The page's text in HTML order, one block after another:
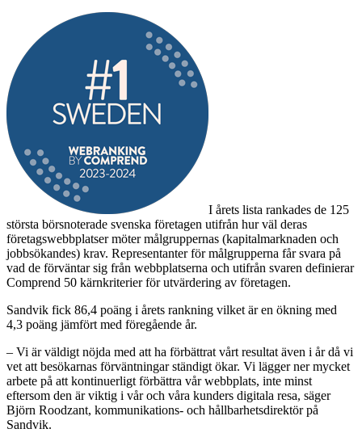
I årets lista rankades de 125
största börsnoterade svenska företagen utifrån hur väl deras
företagswebbplatser möter målgruppernas (kapitalmarknaden och
jobbsökandes) krav. Representanter för målgrupperna får svara på
vad de förväntar sig från webbplatserna och utifrån svaren definierar
Comprend 50 kärnkriterier för utvärdering av företagen.
Sandvik fick 86,4 poäng i årets rankning vilket är en ökning med
4,3 poäng jämfört med föregående år.
– Vi är väldigt nöjda med att ha förbättrat vårt resultat även i år då vi
vet att besökarnas förväntningar ständigt ökar. Vi lägger ner mycket
arbete på att kontinuerligt förbättra vår webbplats, inte minst
eftersom den är viktig i vår och våra kunders digitala resa, säger
Björn Roodzant, kommunikations- och hållbarhetsdirektör på
Sandvik.